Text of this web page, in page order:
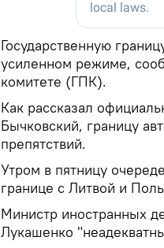
Государственную
усиленном режиме,
комитете (ГПК).
Как рассказал
Бычковский, границу
препятствий.
Утром в пятницу
границе с Литвой и
Министр иностранных
Лукашенко